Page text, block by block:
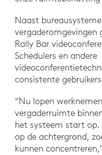
Naast
vergaderomgevingen
Rally Bar
Schedulers en andere
consistente
“Nu lopen
vergaderruimte
het systeem start
op de achtergrond,
kunnen